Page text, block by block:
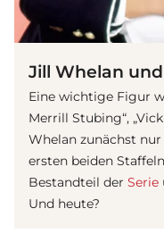
Jill Whelan
Eine wichtige Figur
Merrill Stubing“,
Whelan zunächst
ersten beiden
Bestandteil der Serie
Und heute?